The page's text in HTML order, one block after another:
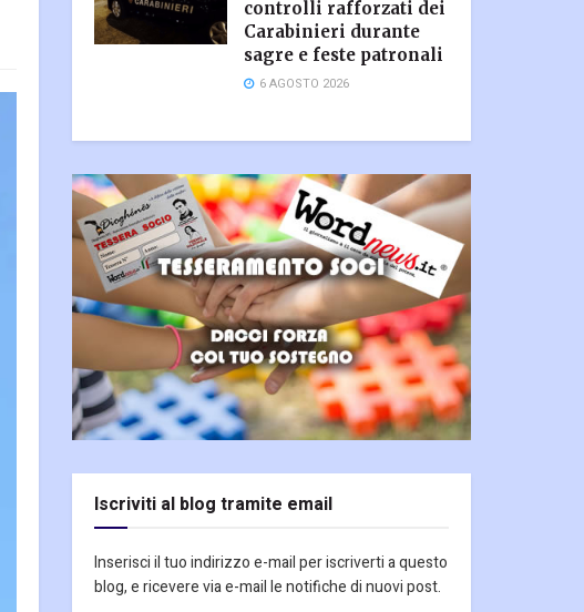
controlli rafforzati dei
Carabinieri durante
sagre e feste patronali
6 AGOSTO 2026
Iscriviti al blog tramite email
Inserisci il tuo indirizzo e-mail per iscriverti a questo
blog, e ricevere via e-mail le notifiche di nuovi post.